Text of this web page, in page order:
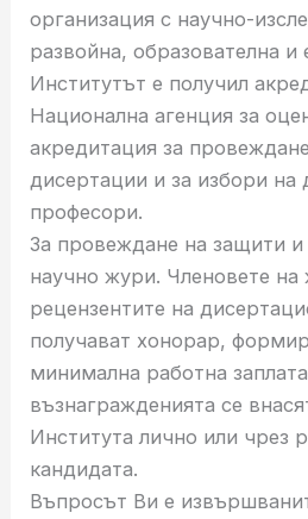
организация с научно-
развойна, образователна и
Институтът е получил
Национална агенция за
акредитация за
дисертации и за избори на
професори.
За провеждане на защити
научно жури. Членовете на
рецензентите на
получават хонорар,
минимална работна
възнагражденията се
Института лично или чрез
кандидата.
Въпросът Ви е